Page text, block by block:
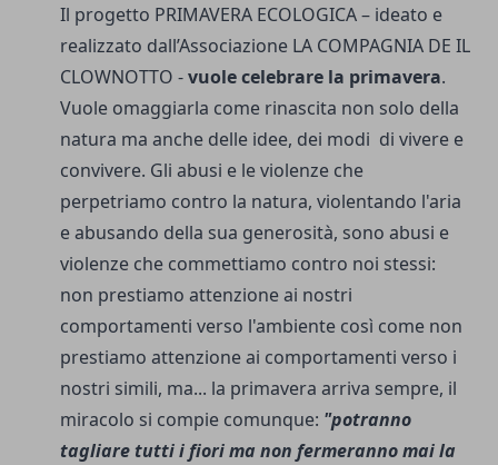
Il progetto PRIMAVERA ECOLOGICA – ideato e
realizzato dall’Associazione LA COMPAGNIA DE IL
CLOWNOTTO -vuole celebrare la primavera.
Vuole omaggiarla come rinascita non solo della
natura ma anche delle idee, dei modi di vivere e
convivere. Gli abusi e le violenze che
perpetriamo contro la natura, violentando l'aria
e abusando della sua generosità, sono abusi e
violenze che commettiamo contro noi stessi:
non prestiamo attenzione ai nostri
comportamenti verso l'ambiente così come non
prestiamo attenzione ai comportamenti verso i
nostri simili, ma... la primavera arriva sempre, il
miracolo si compie comunque: "potranno
tagliare tutti i fiori ma non fermeranno mai la